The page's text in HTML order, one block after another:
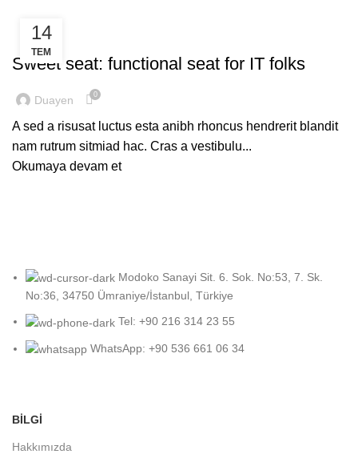
14
TEM
FURNITURE
Sweet seat: functional seat for IT folks
Duayen 0
A sed a risusat luctus esta anibh rhoncus hendrerit blandit
nam rutrum sitmiad hac. Cras a vestibulu...
Okumaya devam et
Modoko Sanayi Sit. 6. Sok. No:53, 7. Sk.
No:36, 34750 Ümraniye/İstanbul, Türkiye
Tel: +90 216 314 23 55
WhatsApp: +90 536 661 06 34
BİLGİ
Hakkımızda